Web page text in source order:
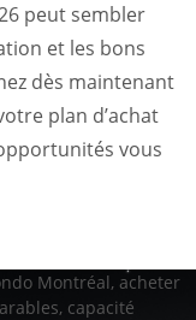
peut sembler
et les bons
dès maintenant
plan d’achat
vous
Montréal, acheter
, capacité